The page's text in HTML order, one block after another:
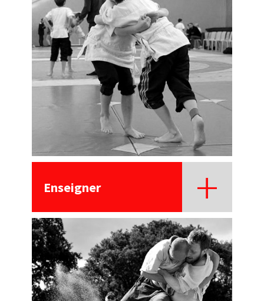
Enseigner